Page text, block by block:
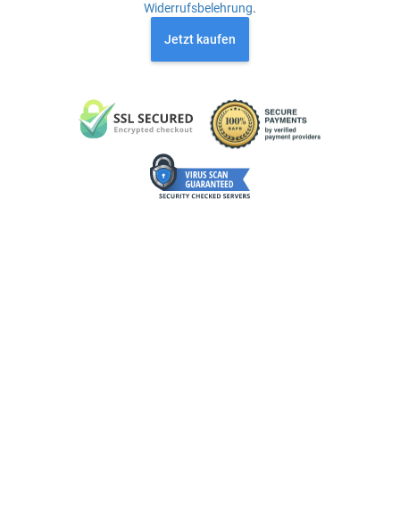
Widerrufsbelehrung.
Jetzt kaufen